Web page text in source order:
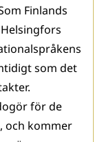
Finlands
som det
för de
och kommer